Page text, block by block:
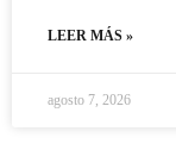
LEER MÁS »
agosto 7, 2026